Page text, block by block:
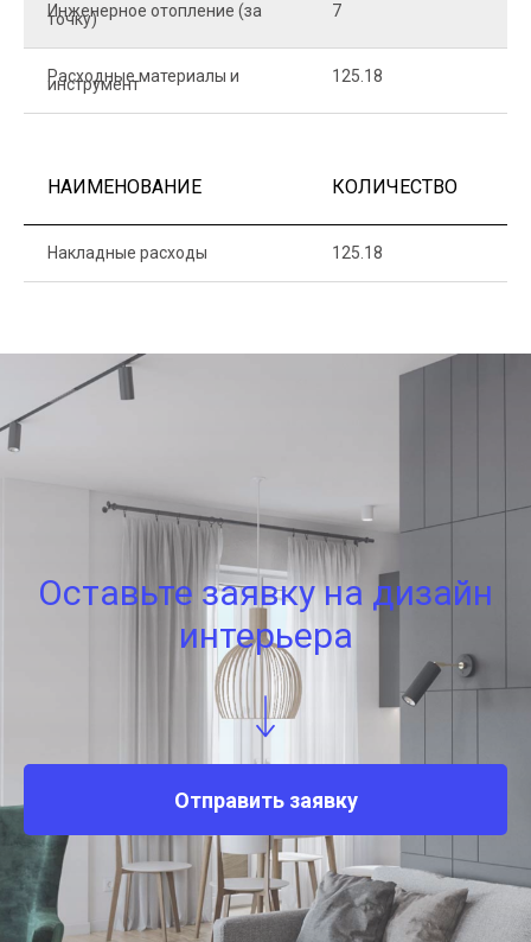
Инженерное отопление (за
точку) 7
Расходные материалы и
инструмент 125.18
НАИМЕНОВАНИЕ КОЛИЧЕСТВО
Накладные расходы 125.18
Оставьте заявку на дизайн
интерьера
Отправить заявку